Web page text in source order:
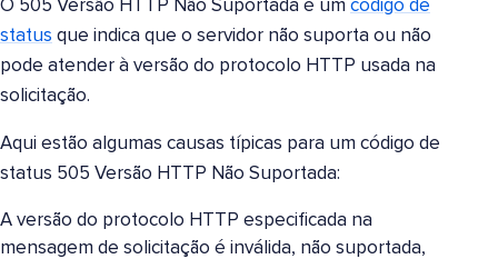
O 505 Versão HTTP Não Suportada é um código de
status que indica que o servidor não suporta ou não
pode atender à versão do protocolo HTTP usada na
solicitação.
Aqui estão algumas causas típicas para um código de
status 505 Versão HTTP Não Suportada:
A versão do protocolo HTTP especificada na
mensagem de solicitação é inválida, não suportada,